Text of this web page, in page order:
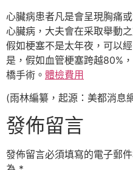
心臟病患者凡是會呈現胸痛
心臟病，大夫會在采取舉動
假如梗塞不是太年夜，可以
是，假如血管梗塞跨越80%
橋手術。 體檢費用
(雨林編纂，起源：美都消息
發佈留言
發佈留言必須填寫的電子郵